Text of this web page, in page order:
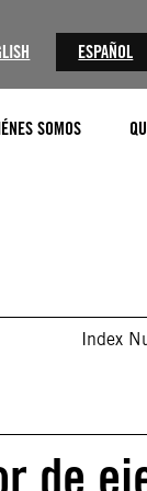
ESPAÑOL
SOMOS
Index
de